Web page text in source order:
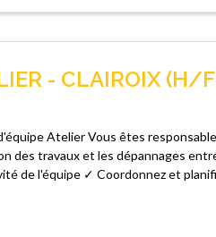
- CLAIROIX (H/
Atelier Vous êtes
des travaux et les dépannages
de l'équipe ✓ Coordonnez et